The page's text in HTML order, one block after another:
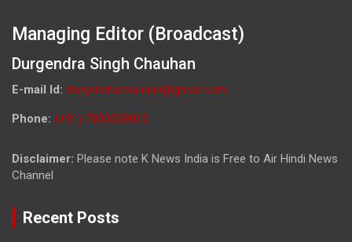
Managing Editor (Broadcast)
Durgendra Singh Chauhan
E-mail Id: durgendrachauhan@gmail.com
Phone: (+91) 7800009813
Disclaimer: Please note K News India is Free to Air Hindi News
Channel
Recent Posts